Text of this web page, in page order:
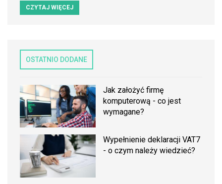
CZYTAJ WIĘCEJ
OSTATNIO DODANE
Jak założyć firmę
komputerową - co jest
wymagane?
Wypełnienie deklaracji VAT7
- o czym należy wiedzieć?